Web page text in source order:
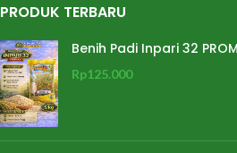
PRODUK TERBARU
Benih Padi Inpari 32
Rp125.000